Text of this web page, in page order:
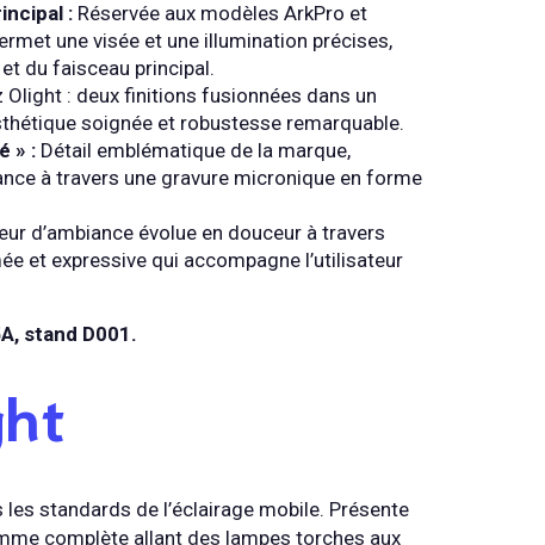
: Réservée aux modèles ArkPro et
une visée et une illumination précises,
du faisceau principal.
Olight : deux finitions fusionnées dans un
soignée et robustesse remarquable.
» : Détail emblématique de la marque,
à travers une gravure micronique en forme
d’ambiance évolue en douceur à travers
et expressive qui accompagne l’utilisateur
stand D001.
standards de l’éclairage mobile. Présente
complète allant des lampes torches aux